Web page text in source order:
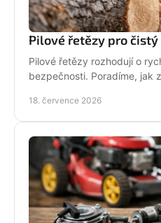
Pilové řetězy pro
Pilové řetězy rozhodují o
bezpečnosti. Poradíme, jak
18. července 2026